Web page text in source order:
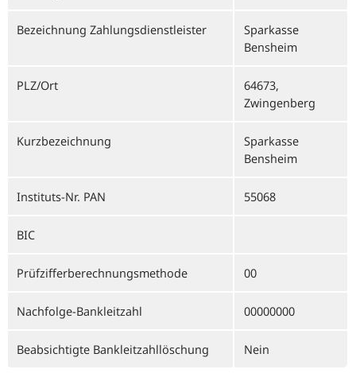
Bezeichnung Zahlungsdienstleister
Sparkasse
Bensheim
PLZ/Ort
64673,
Zwingenberg
Kurzbezeichnung
Sparkasse
Bensheim
Instituts-Nr. PAN 55068
BIC
Prüfzifferberechnungsmethode 00
Nachfolge-Bankleitzahl 00000000
Beabsichtigte Bankleitzahllöschung Nein